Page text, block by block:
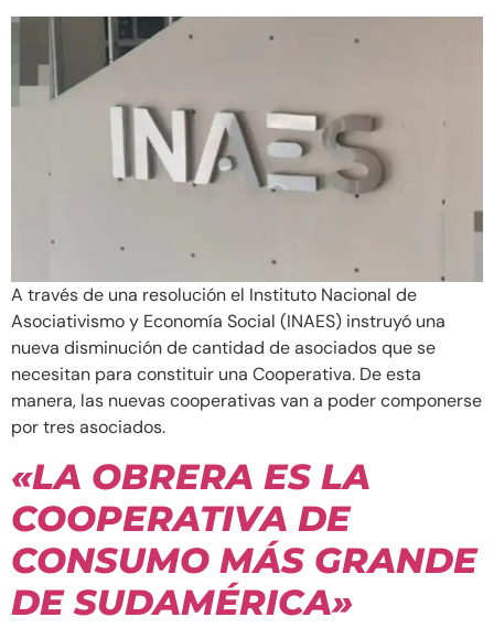
A través de una resolución el Instituto Nacional de
Asociativismo y Economía Social (INAES) instruyó una
nueva disminución de cantidad de asociados que se
necesitan para constituir una Cooperativa. De esta
manera, las nuevas cooperativas van a poder componerse
por tres asociados.
«LA OBRERA ES LA
COOPERATIVA DE
CONSUMO MÁS GRANDE
DE SUDAMÉRICA»